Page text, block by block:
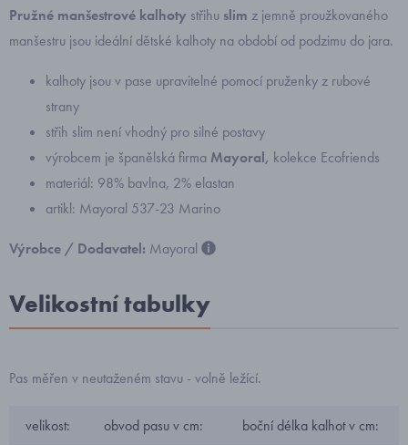
Pružné manšestrové kalhoty střihu slim z jemně proužkovaného
manšestru jsou ideální dětské kalhoty na období od podzimu do jara.
kalhoty jsou v pase upravitelné pomocí pruženky z rubové
strany
střih slim není vhodný pro silné postavy
výrobcem je španělská firma Mayoral, kolekce Ecofriends
materiál: 98% bavlna, 2% elastan
artikl: Mayoral 537-23 Marino
Výrobce / Dodavatel: Mayoral
Velikostní tabulky
Pas měřen v neutaženém stavu - volně ležící.
velikost: obvod pasu v cm: boční délka kalhot v cm: